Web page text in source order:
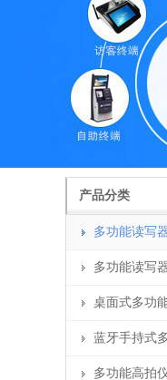
产品分类
多功能读写
多功能读写
桌面式多功
蓝牙手持式
多功能高拍